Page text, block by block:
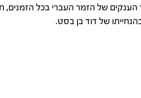
של הזמר העברי בכל הזמנים,